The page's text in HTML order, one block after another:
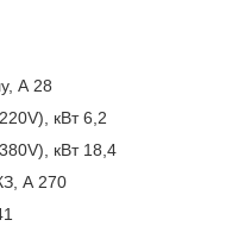
А 28
кВт 6,2
кВт 18,4
А 270